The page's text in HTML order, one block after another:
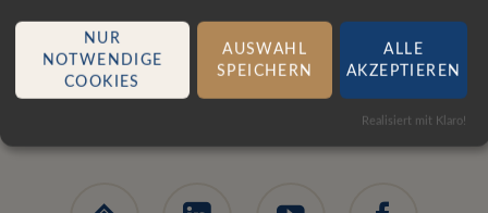
NUR
NOTWENDIGE
COOKIES
AUSWAHL
SPEICHERN
ALLE
AKZEPTIEREN
Realisiert mit Klaro!